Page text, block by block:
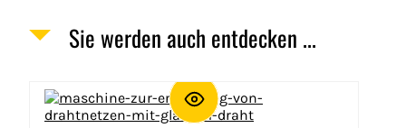
Sie werden auch entdecken ...
Images
Bild Entdecken Sie das Produkt